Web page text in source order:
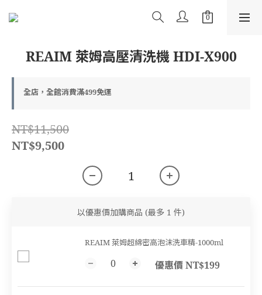
REAIM 萊姆高壓清洗機 HDI-X900
全店，全館消費滿499免運
NT$11,500
NT$9,500
以優惠價加購商品 (最多 1 件)
REAIM 萊姆超綿密高泡沫洗車精-1000ml
優惠價 NT$199